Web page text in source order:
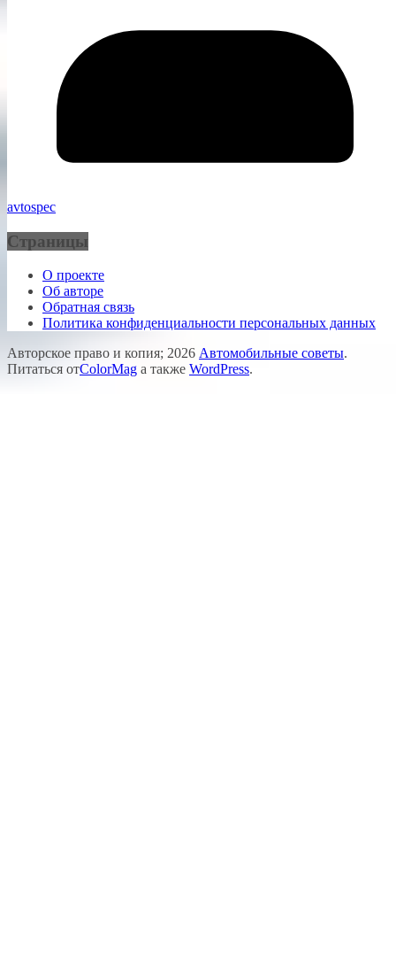
avtospec
Страницы
О проекте
Об авторе
Обратная связь
Политика конфиденциальности персональных данных
Авторское право и копия; 2026 Автомобильные советы.
Питаться отColorMag а также WordPress.